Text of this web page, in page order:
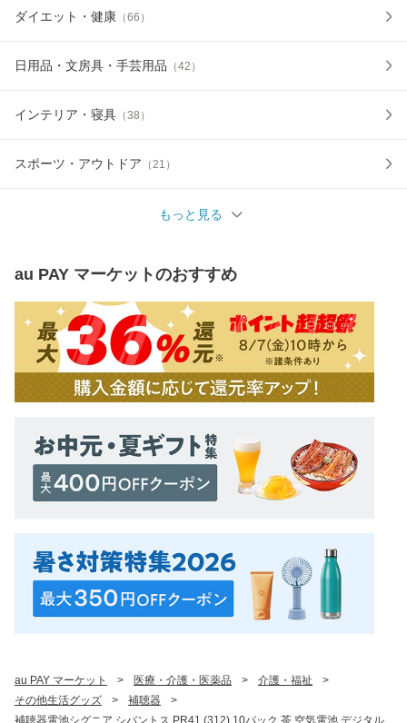
ダイエット・健康 （66 ）
日用品・文房具・手芸用品 （42 ）
インテリア・寝具 （38 ）
スポーツ・アウトドア （21 ）
もっと見る
au PAY マーケットのおすすめ
au PAY マーケット > 医療・介護・医薬品 > 介護・福祉
>
その他生活グッズ
> 補聴器
>
補聴器電池シグニア シバントス PR41 (312) 10パック 茶 空気電池 デジタル